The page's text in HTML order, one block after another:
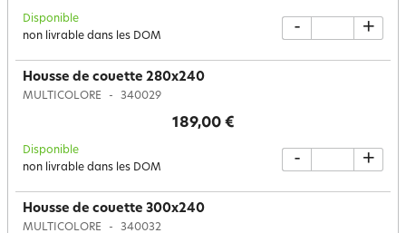
Disponible
non livrable dans les DOM
- +
Housse de couette 280x240
MULTICOLORE 340029
189,00 €
Disponible
non livrable dans les DOM
- +
Housse de couette 300x240
MULTICOLORE 340032